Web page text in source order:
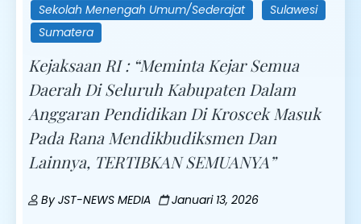
Sekolah Menengah Umum/Sederajat
Sulawesi
Sumatera
Kejaksaan RI : “Meminta Kejar Semua
Daerah Di Seluruh Kabupaten Dalam
Anggaran Pendidikan Di Kroscek Masuk
Pada Rana Mendikbudiksmen Dan
Lainnya, TERTIBKAN SEMUANYA”
By JST-NEWS MEDIA Januari 13, 2026